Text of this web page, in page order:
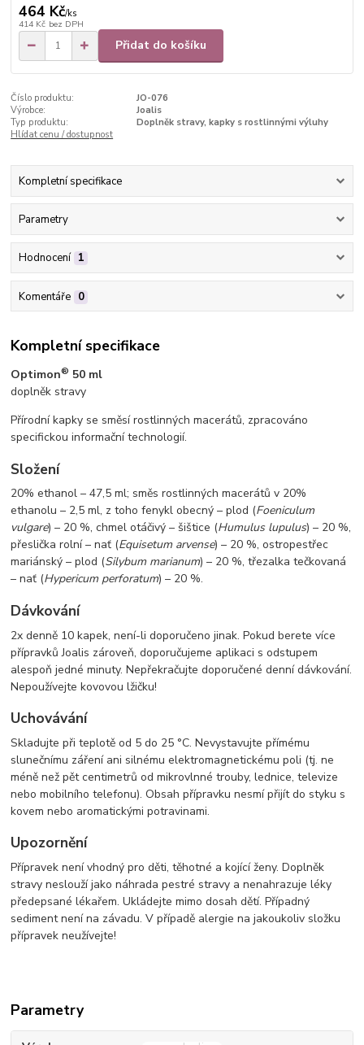
464 Kč/ks
414 Kč bez DPH
Přidat do košíku
Číslo produktu:
JO-076
Výrobce:
Joalis
Typ produktu:
Doplněk stravy, kapky s rostlinnými výluhy
Hlídat cenu / dostupnost
Kompletní specifikace
Parametry
Hodnocení 1
Komentáře 0
Kompletní specifikace
Optimon® 50 ml
doplněk stravy
Přírodní kapky se směsí rostlinných macerátů, zpracováno
specifickou informační technologií.
Složení
20% ethanol – 47,5 ml; směs rostlinných macerátů v 20%
ethanolu – 2,5 ml, z toho fenykl obecný – plod (Foeniculum
vulgare) – 20 %, chmel otáčivý – šištice (Humulus lupulus) – 20 %,
přeslička rolní – nať (Equisetum arvense) – 20 %, ostropestřec
mariánský – plod (Silybum marianum) – 20 %, třezalka tečkovaná
– nať (Hypericum perforatum) – 20 %.
Dávkování
2x denně 10 kapek, není-li doporučeno jinak. Pokud berete více
přípravků Joalis zároveň, doporučujeme aplikaci s odstupem
alespoň jedné minuty. Nepřekračujte doporučené denní dávkování.
Nepoužívejte kovovou lžičku!
Uchovávání
Skladujte při teplotě od 5 do 25 °C. Nevystavujte přímému
slunečnímu záření ani silnému elektromagnetickému poli (tj. ne
méně než pět centimetrů od mikrovlnné trouby, lednice, televize
nebo mobilního telefonu). Obsah přípravku nesmí přijít do styku s
kovem nebo aromatickými potravinami.
Upozornění
Přípravek není vhodný pro děti, těhotné a kojící ženy. Doplněk
stravy neslouží jako náhrada pestré stravy a nenahrazuje léky
předepsané lékařem. Ukládejte mimo dosah dětí. Případný
sediment není na závadu. V případě alergie na jakoukoliv složku
přípravek neužívejte!
Parametry